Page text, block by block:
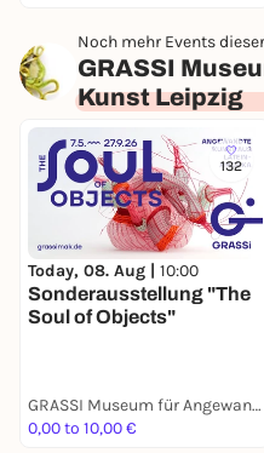
Noch mehr Events
GRASSI
Kunst Leipzig
132
Today, 08. Aug | 10:00
Sonderausstellung "The
Soul of Objects"
GRASSI Museum für Angewandte Kunst Leipzig
0,00 to 10,00 €